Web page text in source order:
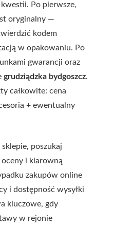
Po pierwsze,
oryginalny —
kodem
w opakowaniu. Po
gwarancji oraz
grudziądzka bydgoszcz.
całkowite: cena
+ ewentualny
poszukaj
i klarowną
zakupów online
i dostępność wysyłki
kluczowe, gdy
w rejonie